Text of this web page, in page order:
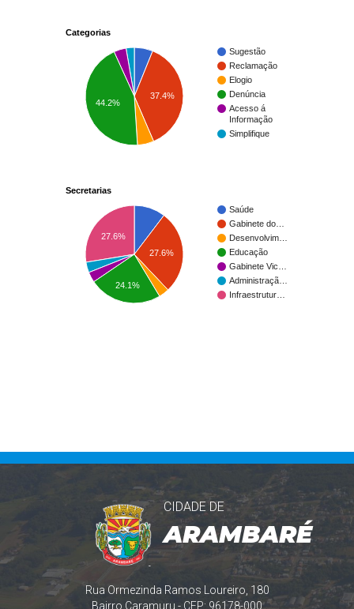
Categorias
Sugestão
Reclamação
Elogio
Denúncia
Acesso á
Informação
Simplifique
37.4%
44.2%
Secretarias
Saúde
Gabinete do…
Desenvolvim…
Educação
Gabinete Vic…
Administraçã…
Infraestrutur…
27.6%
27.6%
24.1%
CIDADE DE
ARAMBARÉ
Rua Ormezinda Ramos Loureiro, 180
Bairro Caramuru - CEP: 96178-000